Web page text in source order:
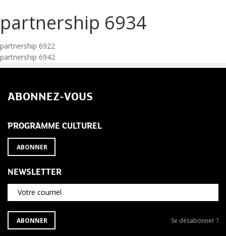
partnership 6934
Navigation
de
l’article
partnership 6922
partnership 6942
ABONNEZ-VOUS
PROGRAMME CULTUREL
ABONNER
NEWSLETTER
Votre courriel
S'ABONNER
À
ABONNER
Se
Se désabonner ?